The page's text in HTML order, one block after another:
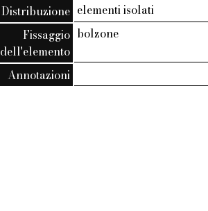
Distribuzione elementi isolati
Fissaggio
dell'elemento
bolzone
Annotazioni